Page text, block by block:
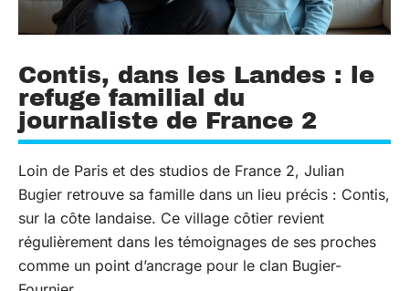
Contis, dans les Landes : le
refuge familial du
journaliste de France 2
Loin de Paris et des studios de France 2, Julian
Bugier retrouve sa famille dans un lieu précis : Contis,
sur la côte landaise. Ce village côtier revient
régulièrement dans les témoignages de ses proches
comme un point d’ancrage pour le clan Bugier-